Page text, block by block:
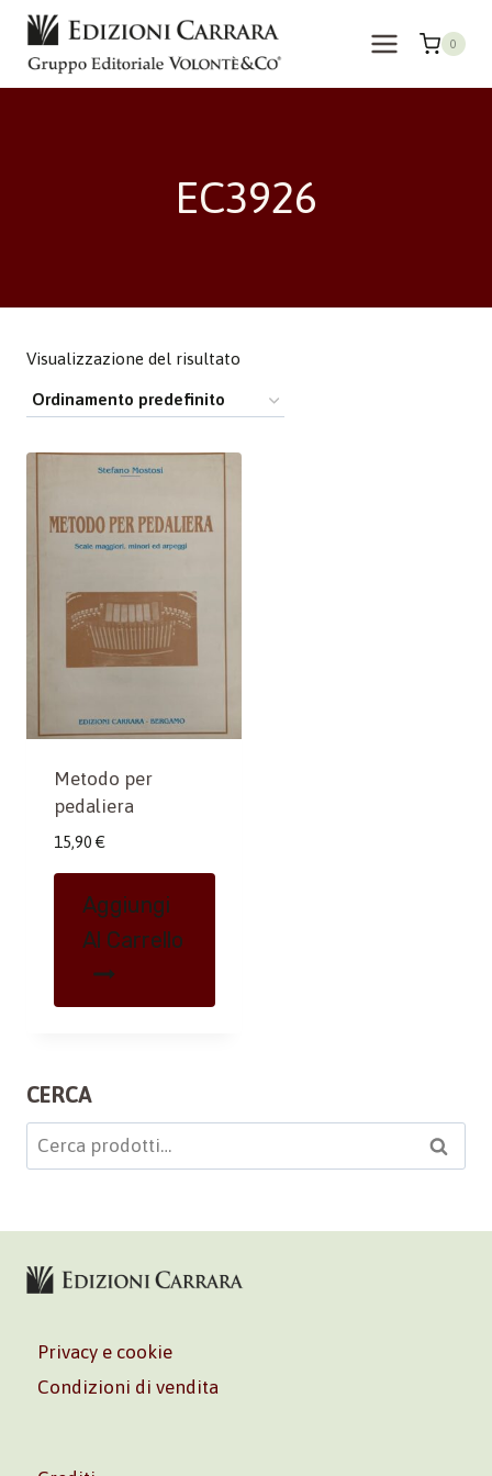
Salta
contenuto
0
EC3926
Visualizzazione del risultato
Metodo per
pedaliera
15,90 €
Aggiungi
Al Carrello
CERCA
Cerca: Cerca
Privacy e cookie
Condizioni di vendita